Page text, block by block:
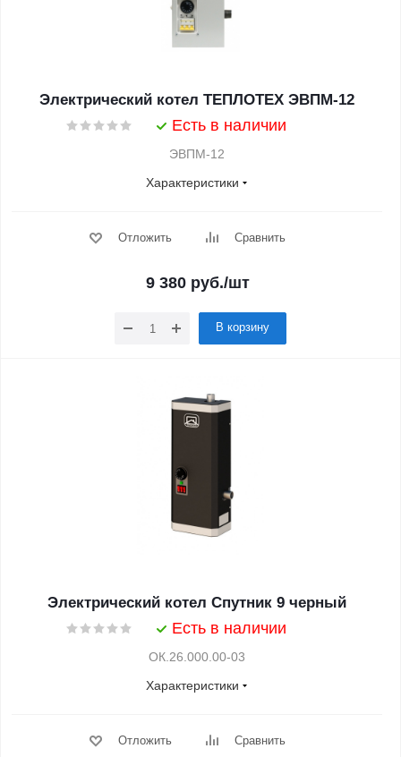
Электрический котел ТЕПЛОТЕХ ЭВПМ-12
Есть в наличии
ЭВПМ-12
Характеристики
Отложить Сравнить
9 380руб./шт
В корзину
Электрический котел Спутник 9 черный
Есть в наличии
ОК.26.000.00-03
Характеристики
Отложить Сравнить